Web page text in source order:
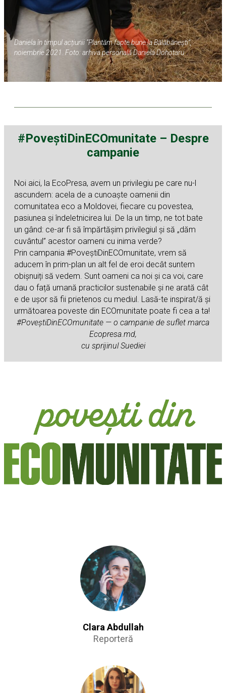
Daniela în timpul acțiunii ”Plantăm fapte bune la Bălăbănești”,
noiembrie 2021. Foto: arhiva personalăDaniela Dohotaru
#PoveștiDinECOmunitate – Despre
campanie
Noi aici, la EcoPresa, avem un privilegiu pe care nu-l
ascundem: acela de a cunoaște oamenii din
comunitatea eco a Moldovei, fiecare cu povestea,
pasiunea și îndeletnicirea lui. De la un timp, ne tot bate
un gând: ce-ar fi să împărtășim privilegiul și să „dăm
cuvântul” acestor oameni cu inima verde?
Prin campania #PoveștiDinECOmunitate, vrem să
aducem în prim-plan un alt fel de eroi decât suntem
obișnuiți să vedem. Sunt oameni ca noi și ca voi, care
dau o față umană practicilor sustenabile și ne arată cât
e de ușor să fii prietenos cu mediul. Lasă-te inspirat/ă și
următoarea poveste din ECOmunitate poate fi cea a ta!
#PoveștiDinECOmunitate — o campanie de suflet marca
Ecopresa.md,
cu sprijinul Suediei
Clara Abdullah
Reporteră